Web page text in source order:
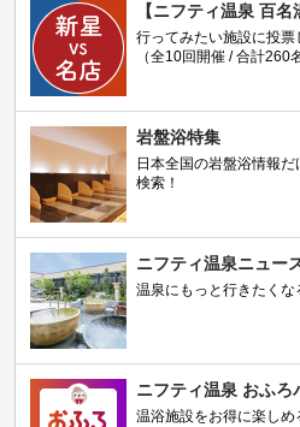
【ニフティ温泉 百名
行ってみたい施設に投票
（全10回開催 / 合計260
岩盤浴特集
日本全国の岩盤浴情報
検索！
ニフティ温泉ニュー
温泉にもっと行きたく
ニフティ温泉 おふろ
温浴施設をお得に楽し